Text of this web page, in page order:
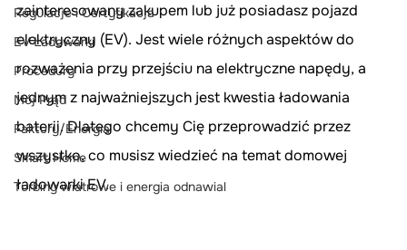
Regulacje i Certyfikacja
EV Ładowarki
Procedury
Mój Prąd
Faktury/Energia
Smart Home
Turbiny wiatrowe i energia odnawial
zainteresowany zakupem lub już posiadasz pojazd
elektryczny (EV). Jest wiele różnych aspektów do
rozważenia przy przejściu na elektryczne napędy, a
jednym z najważniejszych jest kwestia ładowania
baterii. Dlatego chcemy Cię przeprowadzić przez
wszystko, co musisz wiedzieć na temat domowej
ładowarki EV.